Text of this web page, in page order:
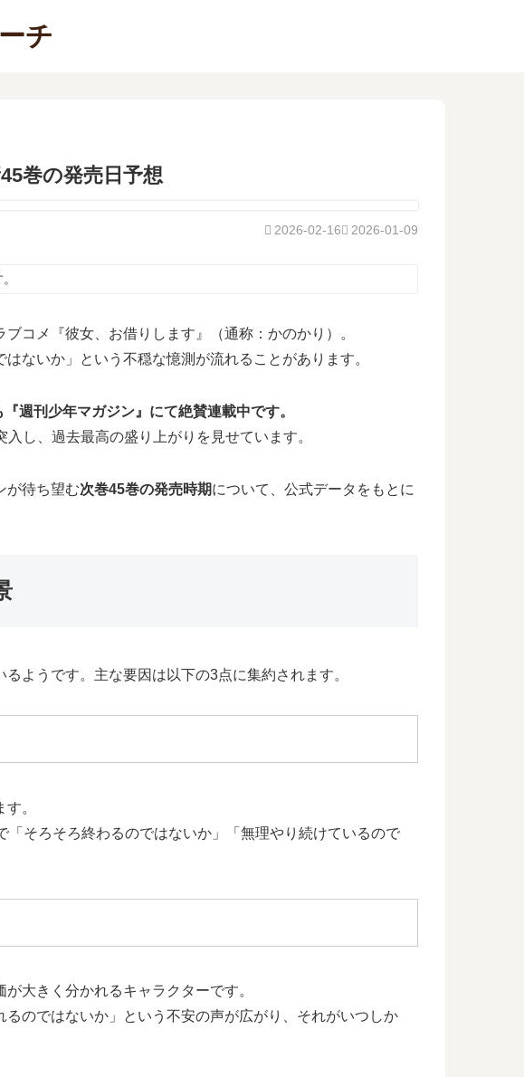
チ
巻の発売日予想
2026-01-09
2026-02-16
コメ『彼女、お借りします』（通称：かのかり）。
ないか」という不穏な憶測が流れることがあります。
週刊少年マガジン』にて絶賛連載中です。
し、過去最高の盛り上がりを見せています。
が待ち望む次巻45巻の発売時期について、公式データをもとに
ようです。主な要因は以下の3点に集約されます。
。
そろそろ終わるのではないか」「無理やり続けているので
大きく分かれるキャラクターです。
のではないか」という不安の声が広がり、それがいつしか